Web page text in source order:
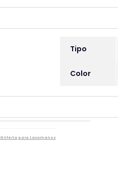
Tipo
Color
Grifería para Lavamanos